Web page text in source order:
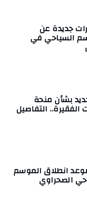
جديدة عن
السياحي في
بشأن منحة
الفقيرة.. التفاصيل
انطلاق الموسم
الصحراوي